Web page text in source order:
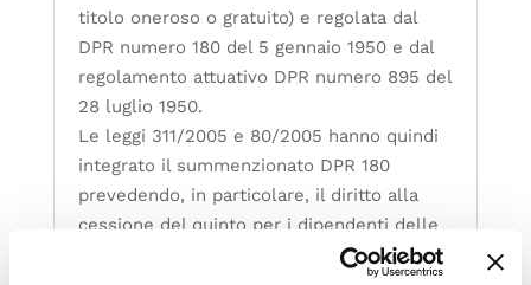
titolo oneroso o gratuito) e regolata dal
DPR numero 180 del 5 gennaio 1950 e dal
regolamento attuativo DPR numero 895 del
28 luglio 1950.
Le leggi 311/2005 e 80/2005 hanno quindi
integrato il summenzionato DPR 180
prevedendo, in particolare, il diritto alla
cessione del quinto per i dipendenti delle
aziende private e per i pensionati.